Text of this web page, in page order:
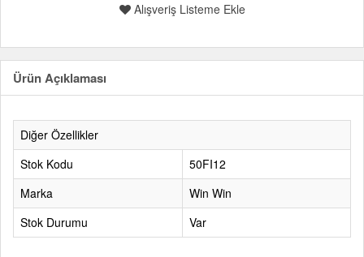
Alışveriş Listeme Ekle
Ürün Açıklaması
Diğer Özellikler
Stok Kodu
50FI12
Marka
Win Win
Stok Durumu
Var